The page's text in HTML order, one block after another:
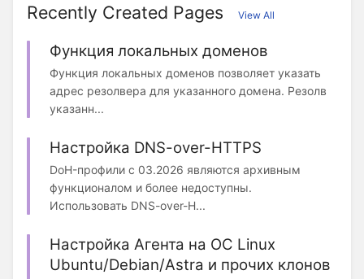
Recently Created Pages View All
Функция локальных доменов
Функция локальных доменов позволяет указать
адрес резолвера для указанного домена. Резолв
указанн...
Настройка DNS-over-HTTPS
DoH-профили с 03.2026 являются архивным
функционалом и более недоступны.
Использовать DNS-over-H...
Настройка Агента на ОС Linux
Ubuntu/Debian/Astra и прочих клонов